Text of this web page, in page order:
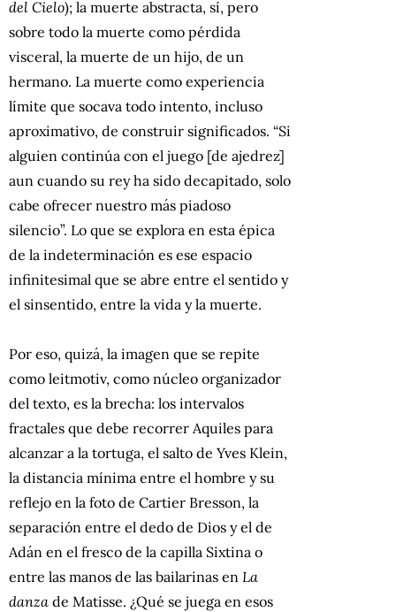
del Cielo); la muerte abstracta, sí, pero
sobre todo la muerte como pérdida
visceral, la muerte de un hijo, de un
hermano. La muerte como experiencia
límite que socava todo intento, incluso
aproximativo, de construir significados. “Si
alguien continúa con el juego [de ajedrez]
aun cuando su rey ha sido decapitado, solo
cabe ofrecer nuestro más piadoso
silencio”. Lo que se explora en esta épica
de la indeterminación es ese espacio
infinitesimal que se abre entre el sentido y
el sinsentido, entre la vida y la muerte.
Por eso, quizá, la imagen que se repite
como leitmotiv, como núcleo organizador
del texto, es la brecha: los intervalos
fractales que debe recorrer Aquiles para
alcanzar a la tortuga, el salto de Yves Klein,
la distancia mínima entre el hombre y su
reflejo en la foto de Cartier Bresson, la
separación entre el dedo de Dios y el de
Adán en el fresco de la capilla Sixtina o
entre las manos de las bailarinas en La
danza de Matisse. ¿Qué se juega en esos